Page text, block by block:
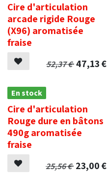
Cire d'articulation
arcade rigide Rouge
(X96) aromatisée
fraise
52,37€ 47,13€
En stock
Cire d'articulation
Rouge dure en bâtons
490g aromatisée
fraise
25,56€ 23,00€